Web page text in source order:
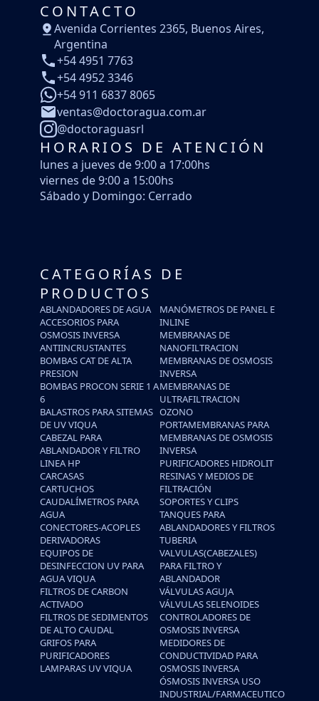
CONTACTO
Avenida Corrientes 2365, Buenos Aires,
Argentina
+54 4951 7763
+54 4952 3346
+54 911 6837 8065
ventas@doctoragua.com.ar
@doctoraguasrl
HORARIOS DE ATENCIÓN
lunes a jueves de 9:00 a 17:00hs
viernes de 9:00 a 15:00hs
Sábado y Domingo: Cerrado
CATEGORÍAS DE
PRODUCTOS
ABLANDADORES DE AGUA
ACCESORIOS PARA
OSMOSIS INVERSA
ANTIINCRUSTANTES
BOMBAS CAT DE ALTA
PRESION
BOMBAS PROCON SERIE 1 A
6
BALASTROS PARA SITEMAS
DE UV VIQUA
CABEZAL PARA
ABLANDADOR Y FILTRO
LINEA HP
CARCASAS
CARTUCHOS
CAUDALÍMETROS PARA
AGUA
CONECTORES-ACOPLES
DERIVADORAS
EQUIPOS DE
DESINFECCION UV PARA
AGUA VIQUA
FILTROS DE CARBON
ACTIVADO
FILTROS DE SEDIMENTOS
DE ALTO CAUDAL
GRIFOS PARA
PURIFICADORES
LAMPARAS UV VIQUA
MANÓMETROS DE PANEL E
INLINE
MEMBRANAS DE
NANOFILTRACION
MEMBRANAS DE OSMOSIS
INVERSA
MEMBRANAS DE
ULTRAFILTRACION
OZONO
PORTAMEMBRANAS PARA
MEMBRANAS DE OSMOSIS
INVERSA
PURIFICADORES HIDROLIT
RESINAS Y MEDIOS DE
FILTRACIÓN
SOPORTES Y CLIPS
TANQUES PARA
ABLANDADORES Y FILTROS
TUBERIA
VALVULAS(CABEZALES)
PARA FILTRO Y
ABLANDADOR
VÁLVULAS AGUJA
VÁLVULAS SELENOIDES
CONTROLADORES DE
OSMOSIS INVERSA
MEDIDORES DE
CONDUCTIVIDAD PARA
OSMOSIS INVERSA
ÓSMOSIS INVERSA USO
INDUSTRIAL/FARMACEUTICO